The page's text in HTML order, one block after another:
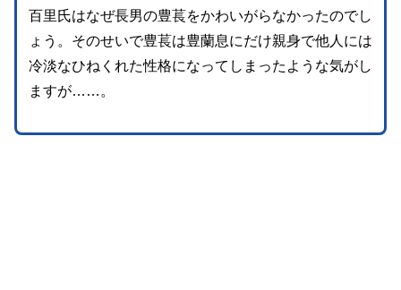
百里氏はなぜ長男の豊萇をかわいがらなかったのでし
ょう。そのせいで豊萇は豊蘭息にだけ親身で他人には
冷淡なひねくれた性格になってしまったような気がし
ますが……。